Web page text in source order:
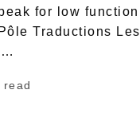
for low
Traductions Les